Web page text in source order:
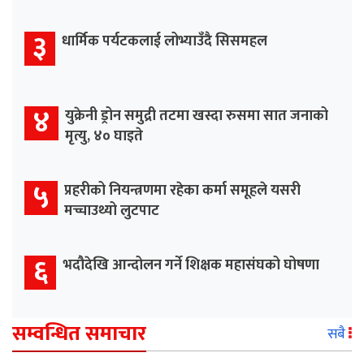
३ धार्मिक पर्यटकलाई लोभ्याउँदै सिसमहल
४ युक्रेनी ड्रोन समुद्री तटमा खस्दा रुसमा सात जनाको
मृत्यु, ४० घाइते
५ प्रहरीको नियन्त्रणमा रहेका कर्मा समूहले यसरी
मच्चाउथ्यो लुटपाट
६ भदौदेखि आन्दोलन गर्ने शिक्षक महासंघको घोषणा
सम्वन्धित समाचार सबै